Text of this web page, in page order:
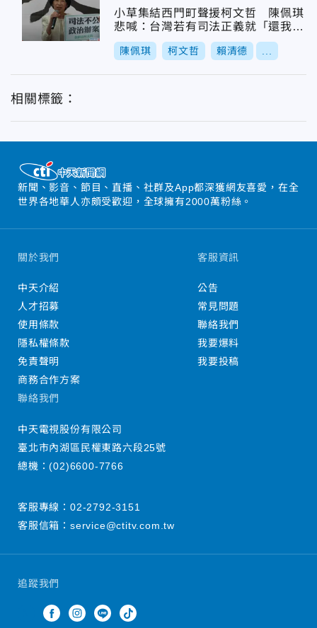
小草集結西門町聲援柯文哲 陳佩琪
悲喊：台灣若有司法正義就「還我老
公」
陳佩琪 柯文哲 賴清德
相關標籤：
新聞、影音、節目、直播、社群及App都深獲網友喜愛，在全
世界各地華人亦頗受歡迎，全球擁有2000萬粉絲。
追蹤我們
關於我們
中天介紹
人才招募
使用條款
隱私權條款
免責聲明
商務合作方案
客服資訊
公告
常見問題
聯絡我們
我要爆料
我要投稿
聯絡我們
中天電視股份有限公司
臺北市內湖區民權東路六段25號
總機：(02)6600-7766
客服專線： 02-2792-3151
客服信箱： service@ctitv.com.tw